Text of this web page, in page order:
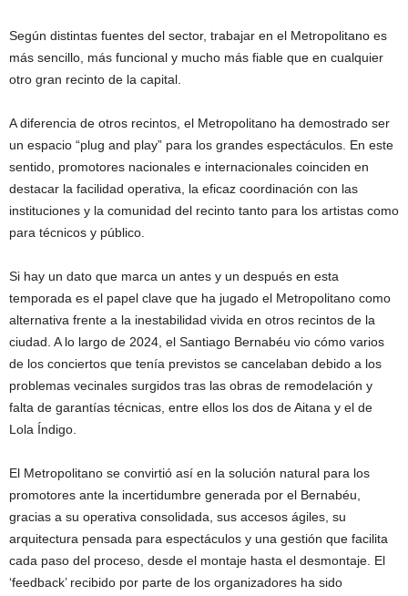
Según distintas fuentes del sector, trabajar en el Metropolitano es
más sencillo, más funcional y mucho más fiable que en cualquier
otro gran recinto de la capital.
A diferencia de otros recintos, el Metropolitano ha demostrado ser
un espacio “plug and play” para los grandes espectáculos. En este
sentido, promotores nacionales e internacionales coinciden en
destacar la facilidad operativa, la eficaz coordinación con las
instituciones y la comunidad del recinto tanto para los artistas como
para técnicos y público.
Si hay un dato que marca un antes y un después en esta
temporada es el papel clave que ha jugado el Metropolitano como
alternativa frente a la inestabilidad vivida en otros recintos de la
ciudad. A lo largo de 2024, el Santiago Bernabéu vio cómo varios
de los conciertos que tenía previstos se cancelaban debido a los
problemas vecinales surgidos tras las obras de remodelación y
falta de garantías técnicas, entre ellos los dos de Aitana y el de
Lola Índigo.
El Metropolitano se convirtió así en la solución natural para los
promotores ante la incertidumbre generada por el Bernabéu,
gracias a su operativa consolidada, sus accesos ágiles, su
arquitectura pensada para espectáculos y una gestión que facilita
cada paso del proceso, desde el montaje hasta el desmontaje. El
‘feedback’ recibido por parte de los organizadores ha sido